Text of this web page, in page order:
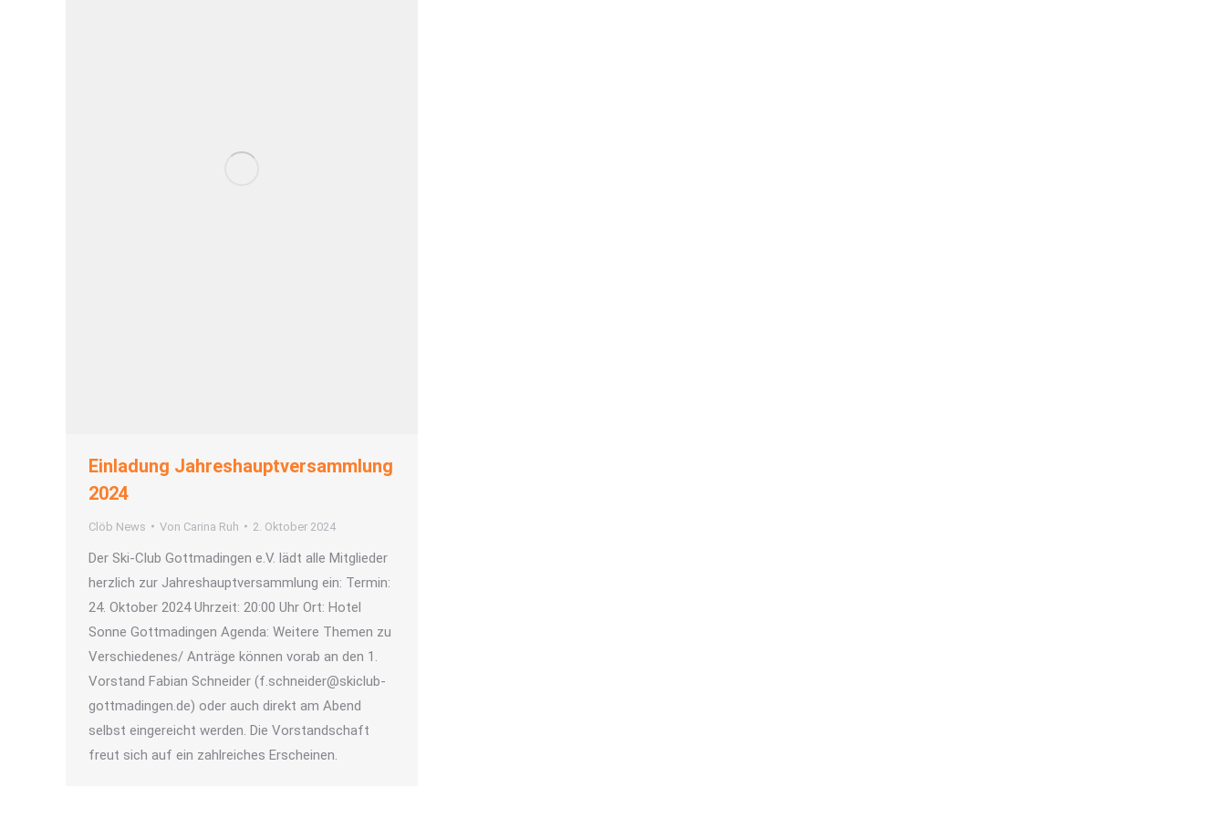
Einladung Jahreshauptversammlung
2024
Clöb News Von Carina Ruh 2. Oktober 2024
Der Ski-Club Gottmadingen e.V. lädt alle Mitglieder
herzlich zur Jahreshauptversammlung ein: Termin:
24. Oktober 2024 Uhrzeit: 20:00 Uhr Ort: Hotel
Sonne Gottmadingen Agenda: Weitere Themen zu
Verschiedenes/ Anträge können vorab an den 1.
Vorstand Fabian Schneider (f.schneider@skiclub-
gottmadingen.de) oder auch direkt am Abend
selbst eingereicht werden. Die Vorstandschaft
freut sich auf ein zahlreiches Erscheinen.